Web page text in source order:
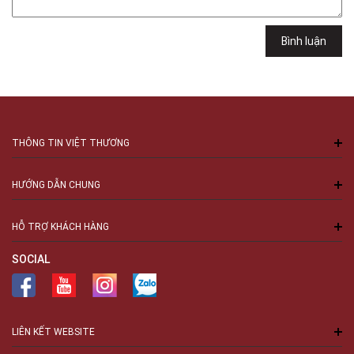
Bình luận
THÔNG TIN VIỆT THƯƠNG
HƯỚNG DẪN CHUNG
HỖ TRỢ KHÁCH HÀNG
SOCIAL
LIÊN KẾT WEBSITE